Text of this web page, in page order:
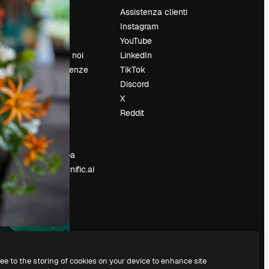
Prezzi
Chi siamo
Recensioni
Lavora con noi
Cerca tendenze
Blog
Eventi
Slidesgo
Vendi i tuoi
contenuti
Sala stampa
Cerchi magnific.ai
Assistenza clienti
Instagram
YouTube
LinkedIn
TikTok
Discord
X
Reddit
to the storing of cookies on your device to enhance site